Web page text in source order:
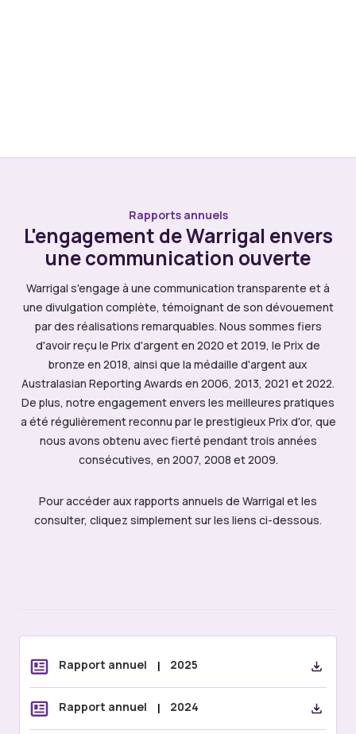
Rapports annuels
L'engagement de Warrigal envers
une communication ouverte
Warrigal s'engage à une communication transparente et à
une divulgation complète, témoignant de son dévouement
par des réalisations remarquables. Nous sommes fiers
d'avoir reçu le Prix d'argent en 2020 et 2019, le Prix de
bronze en 2018, ainsi que la médaille d'argent aux
Australasian Reporting Awards en 2006, 2013, 2021 et 2022.
De plus, notre engagement envers les meilleures pratiques
a été régulièrement reconnu par le prestigieux Prix d'or, que
nous avons obtenu avec fierté pendant trois années
consécutives, en 2007, 2008 et 2009.
Pour accéder aux rapports annuels de Warrigal et les
consulter, cliquez simplement sur les liens ci-dessous.
Rapport annuel | 2025
Rapport annuel | 2024